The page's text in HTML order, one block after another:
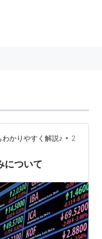
かりやすく解説♪ • 2
について